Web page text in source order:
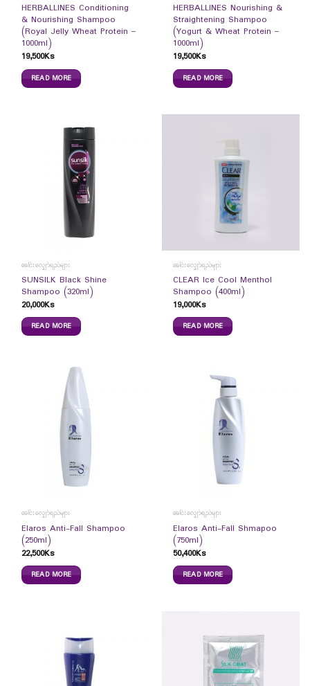
HERBALLINES Conditioning
& Nourishing Shampoo
(Royal Jelly Wheat Protein –
1000ml)
19,500Ks
READ MORE
HERBALLINES Nourishing &
Straightening Shampoo
(Yogurt & Wheat Protein –
1000ml)
19,500Ks
READ MORE
ခေါင်းလျှော်ရည်များ
SUNSILK Black Shine
Shampoo (320ml)
20,000Ks
READ MORE
ခေါင်းလျှော်ရည်များ
CLEAR Ice Cool Menthol
Shampoo (400ml)
19,000Ks
READ MORE
ခေါင်းလျှော်ရည်များ
Elaros Anti-Fall Shampoo
(250ml)
22,500Ks
READ MORE
ခေါင်းလျှော်ရည်များ
Elaros Anti-Fall Shmapoo
(750ml)
50,400Ks
READ MORE